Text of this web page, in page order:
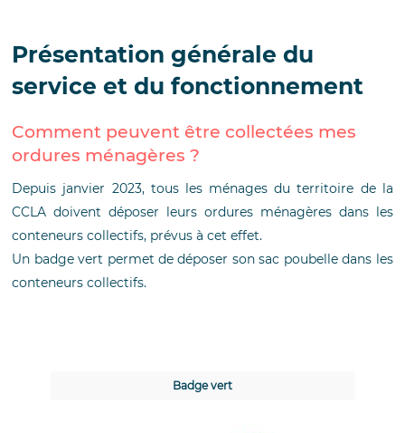
Présentation générale du
service et du fonctionnement
Comment peuvent être collectées mes
ordures ménagères ?
Depuis janvier 2023, tous les ménages du territoire de la
CCLA doivent déposer leurs ordures ménagères dans les
conteneurs collectifs, prévus à cet effet.
Un badge vert permet de déposer son sac poubelle dans les
conteneurs collectifs.
Badge vert